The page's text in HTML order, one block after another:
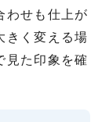
わせも仕上が
きく変える場
見た印象を確